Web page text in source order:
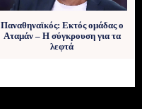
Παναθηναϊκός: Εκτός ομάδας ο
Αταμάν – Η σύγκρουση για τα
λεφτά